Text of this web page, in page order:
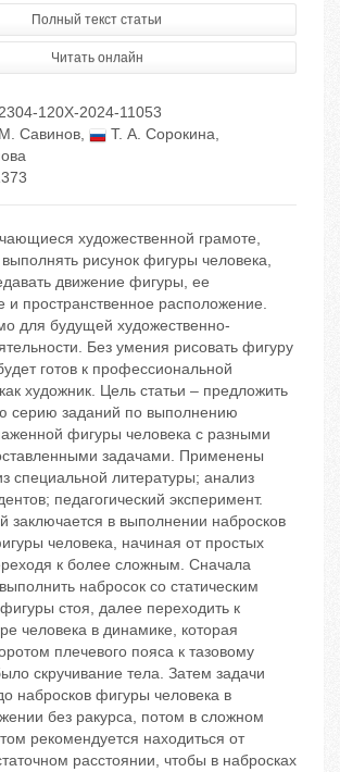
Полный текст статьи
Читать онлайн
120X-2024-11053
Савинов, Т. А. Сорокина,
художественной грамоте,
рисунок фигуры человека,
движение фигуры, ее
и пространственное расположение.
для будущей художественно-
Без умения рисовать фигуру
готов к профессиональной
художник. Цель статьи – предложить
серию заданий по выполнению
фигуры человека с разными
задачами. Применены
специальной литературы; анализ
педагогический эксперимент.
заключается в выполнении набросков
человека, начиная от простых
к более сложным. Сначала
набросок со статическим
стоя, далее переходить к
человека в динамике, которая
плечевого пояса к тазовому
скручивание тела. Затем задачи
набросков фигуры человека в
без ракурса, потом в сложном
рекомендуется находиться от
расстоянии, чтобы в набросках